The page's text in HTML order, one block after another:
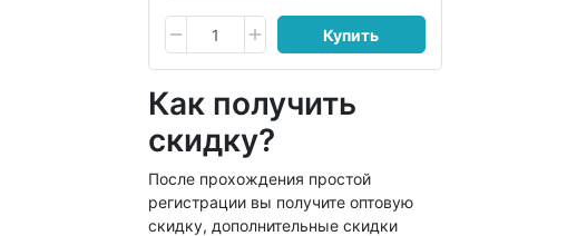
Купить
Как получить
скидку?
После прохождения простой
регистрации вы получите оптовую
скидку, дополнительные скидки